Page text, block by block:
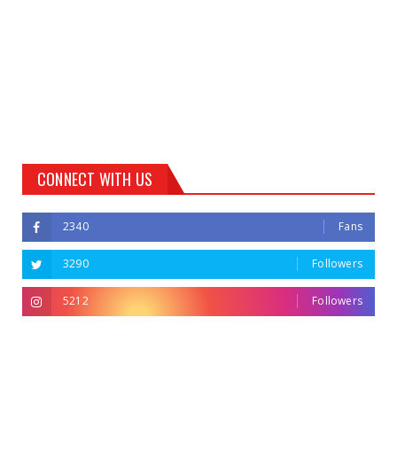
CONNECT WITH US
2340 Fans
3290 Followers
5212 Followers